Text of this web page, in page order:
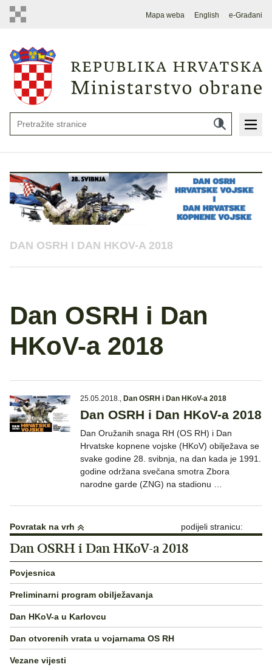
Mapa weba English e-Građani
DAN OSRH I DAN HKOV-A 2018
Dan OSRH i Dan
HKoV-a 2018
25.05.2018., Dan OSRH i Dan HKoV-a 2018
Dan OSRH i Dan HKoV-a 2018
Dan Oružanih snaga RH (OS RH) i Dan
Hrvatske kopnene vojske (HKoV) obilježava se
svake godine 28. svibnja, na dan kada je 1991.
godine održana svečana smotra Zbora
narodne garde (ZNG) na stadionu …
Povratak na vrh podijeli stranicu:
Dan OSRH i Dan HKoV-a 2018
Povjesnica
Preliminarni program obilježavanja
Dan HKoV-a u Karlovcu
Dan otvorenih vrata u vojarnama OS RH
Vezane vijesti